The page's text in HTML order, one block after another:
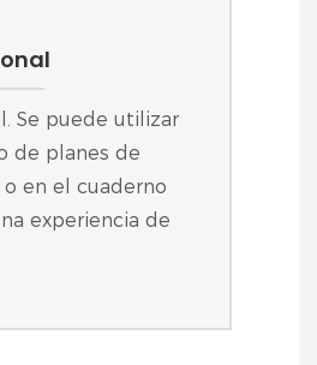
Se puede utilizar
de planes de
en el cuaderno
experiencia de